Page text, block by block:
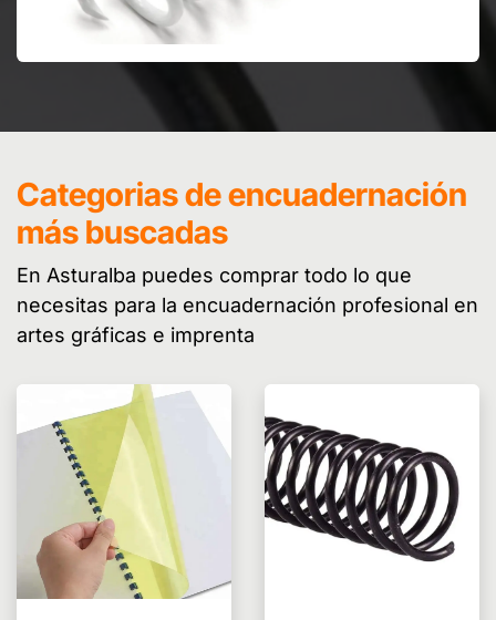
Categorias de encuadernación
más buscadas
En Asturalba puedes comprar todo lo que
necesitas para la encuadernación profesional en
artes gráficas e imprenta